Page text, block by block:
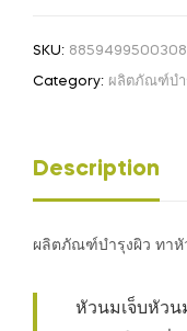
SKU: 8859499500308
Category: ผลิตภัณฑ์บำ
Description
ผลิตภัณฑ์บำรุงผิว ทาหั
หัวนมเจ็บหัว